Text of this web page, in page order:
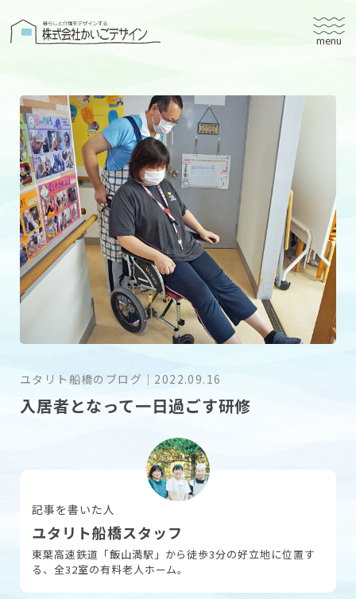
株式会社かいごデザイン
有料老人ホームユタリト
ユタリト船橋
ユタリト市川
デイサービスネスト実籾
建築設計
ブログ
採用情報
お問い合わせ
ユタリト船橋のブログ ｜ 2022.09.16
入居者となって一日過ごす研修
記事を書いた人
ユタリト船橋スタッフ
東葉高速鉄道「飯山満駅」から徒歩3分の好立地に位置す
る、全32室の有料老人ホーム。